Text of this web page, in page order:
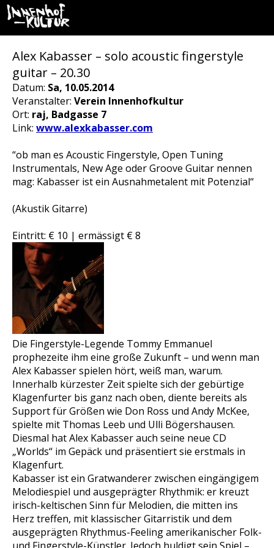
Alex Kabasser – solo acoustic fingerstyle
guitar – 20.30
Datum: Sa, 10.05.2014
Veranstalter: Verein Innenhofkultur
Ort: raj, Badgasse 7
Link: www.alexkabasser.com
“ob man es Acoustic Fingerstyle, Open Tuning
Instrumentals, New Age oder Groove Guitar nennen
mag: Kabasser ist ein Ausnahmetalent mit Potenzial“
(Akustik Gitarre)
Eintritt: € 10 | ermässigt € 8
Die Fingerstyle-Legende Tommy Emmanuel
prophezeite ihm eine große Zukunft – und wenn man
Alex Kabasser spielen hört, weiß man, warum.
Innerhalb kürzester Zeit spielte sich der gebürtige
Klagenfurter bis ganz nach oben, diente bereits als
Support für Größen wie Don Ross und Andy McKee,
spielte mit Thomas Leeb und Ulli Bögershausen.
Diesmal hat Alex Kabasser auch seine neue CD
„Worlds“ im Gepäck und präsentiert sie erstmals in
Klagenfurt.
Kabasser ist ein Gratwanderer zwischen eingängigem
Melodiespiel und ausgeprägter Rhythmik: er kreuzt
irisch-keltischen Sinn für Melodien, die mitten ins
Herz treffen, mit klassischer Gitarristik und dem
ausgeprägten Rhythmus-Feeling amerikanischer Folk-